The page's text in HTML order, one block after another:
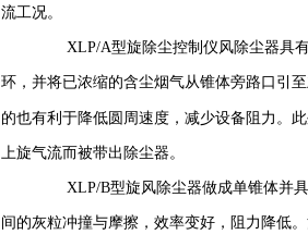
流工况。
XLP/A型旋除尘控制仪风除尘器具
环，并将已浓缩的含尘烟气从锥体旁路口引
的也有利于降低圆周速度，减少设备阻力。
上旋气流而被带出除尘器。
XLP/B型旋风除尘器做成单锥体并
间的灰粒冲撞与摩擦，效率变好，阻力降低